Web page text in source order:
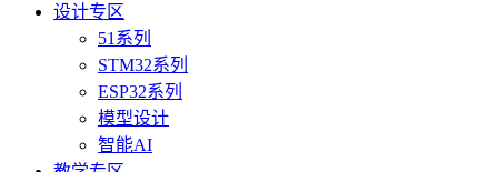
设计专区
51系列
STM32系列
ESP32系列
模型设计
智能AI